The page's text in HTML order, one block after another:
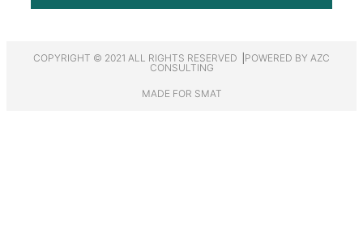
COPYRIGHT © 2021 ALL RIGHTS RESERVED ⎟POWERED BY AZC
CONSULTING
MADE FOR SMAT